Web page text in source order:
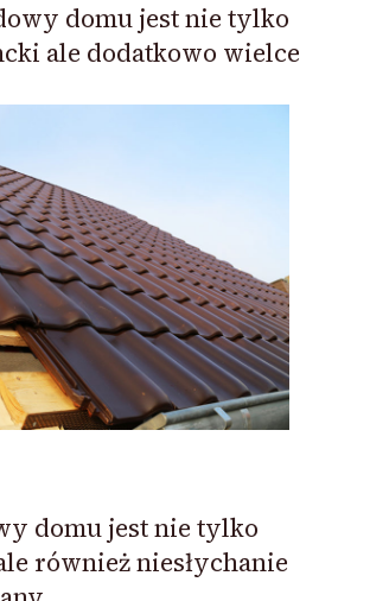
domu jest nie tylko
ale dodatkowo wielce
domu jest nie tylko
również niesłychanie